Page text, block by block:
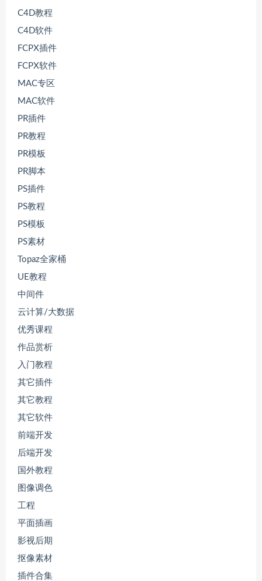
C4D教程
C4D软件
FCPX插件
FCPX软件
MAC专区
MAC软件
PR插件
PR教程
PR模板
PR脚本
PS插件
PS教程
PS模板
PS素材
Topaz全家桶
UE教程
中间件
云计算/大数据
优秀课程
作品赏析
入门教程
其它插件
其它教程
其它软件
前端开发
后端开发
国外教程
图像调色
工程
平面插画
影视后期
抠像素材
插件合集